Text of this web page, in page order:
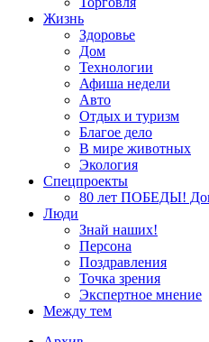
Жизнь
Здоровье
Дом
Технологии
Афиша недели
Авто
Отдых и туризм
Благое дело
В мире животных
Экология
Спецпроекты
80 лет ПОБЕДЫ!
Люди
Знай наших!
Персона
Поздравления
Точка зрения
Экспертное мнение
Между тем